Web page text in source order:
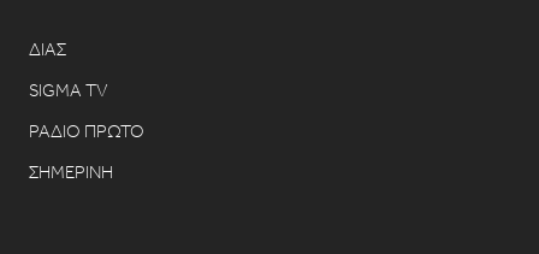
ΔΙΑΣ
SIGMA TV
ΡΑΔΙΟ ΠΡΩΤΟ
ΣΗΜΕΡΙΝΗ